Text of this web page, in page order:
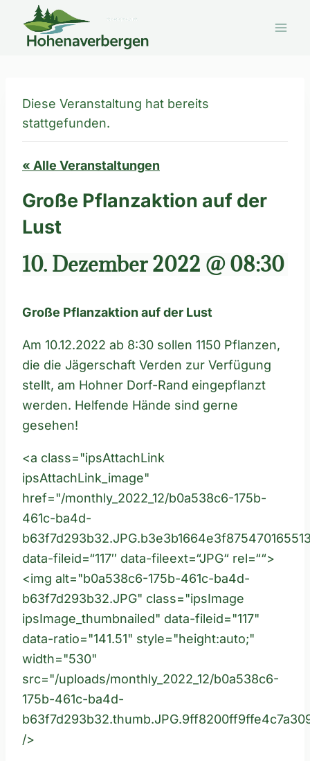
Inhalt
springen
Diese Veranstaltung hat bereits
stattgefunden.
« Alle Veranstaltungen
Große Pflanzaktion auf der
Lust
10. Dezember 2022 @ 08:30
Große Pflanzaktion auf der Lust
Am 10.12.2022 ab 8:30 sollen 1150 Pflanzen,
die die Jägerschaft Verden zur Verfügung
stellt, am Hohner Dorf-Rand eingepflanzt
werden. Helfende Hände sind gerne
gesehen!
<a class="ipsAttachLink
ipsAttachLink_image"
href="/monthly_2022_12/b0a538c6-175b-
461c-ba4d-
data-fileid=“117″ data-fileext=“JPG“ rel=““>
<img alt="b0a538c6-175b-461c-ba4d-
b63f7d293b32.JPG" class="ipsImage
ipsImage_thumbnailed" data-fileid="117"
data-ratio="141.51" style="height:auto;"
width="530"
src="/uploads/monthly_2022_12/b0a538c6-
175b-461c-ba4d-
/>